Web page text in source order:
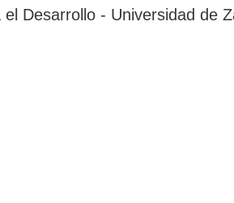
Desarrollo - Universidad de